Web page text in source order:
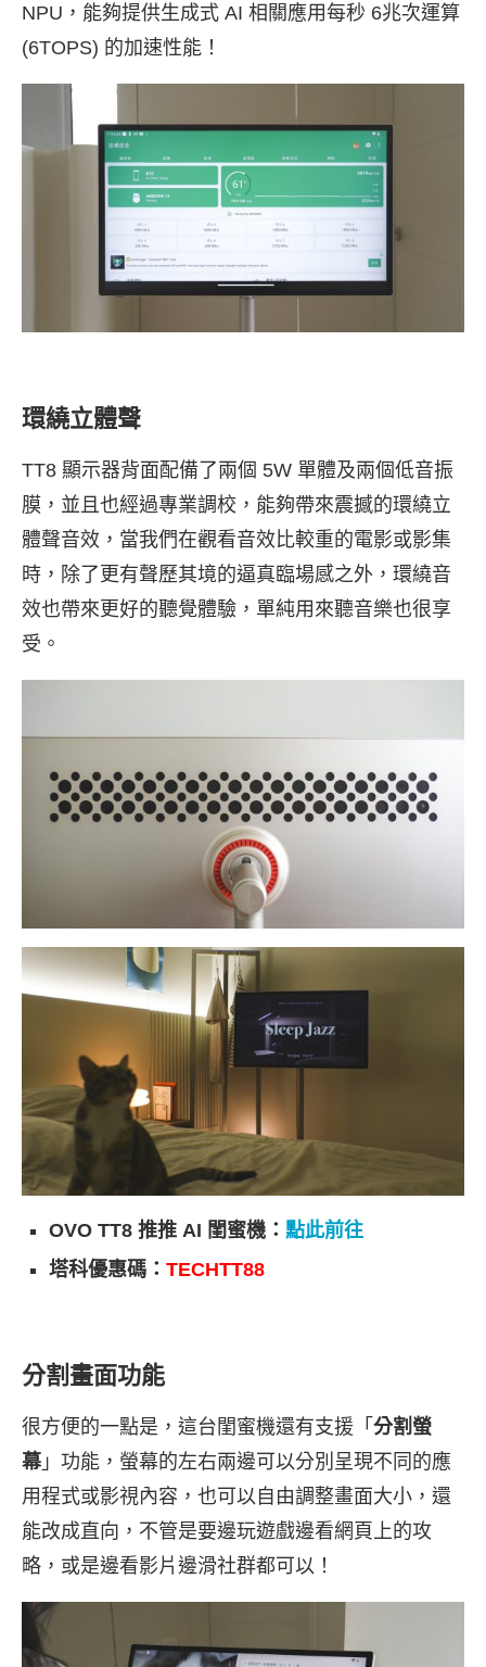
NPU，能夠提供生成式 AI 相關應用每秒 6兆次運算
(6TOPS) 的加速性能！
環繞立體聲
TT8 顯示器背面配備了兩個 5W 單體及兩個低音振
膜，並且也經過專業調校，能夠帶來震撼的環繞立
體聲音效，當我們在觀看音效比較重的電影或影集
時，除了更有聲歷其境的逼真臨場感之外，環繞音
效也帶來更好的聽覺體驗，單純用來聽音樂也很享
受。
OVO TT8 推推 AI 閨蜜機： 點此前往
塔科優惠碼： TECHTT88
分割畫面功能
很方便的一點是，這台閨蜜機還有支援「 分割螢
幕」功能，螢幕的左右兩邊可以分別呈現不同的應
用程式或影視內容，也可以自由調整畫面大小，還
能改成直向，不管是要邊玩遊戲邊看網頁上的攻
略，或是邊看影片邊滑社群都可以！